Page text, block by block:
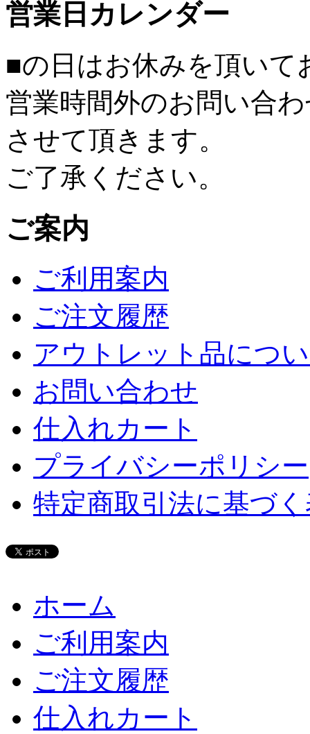
営業日カレンダー
■の日はお休みを頂いて
営業時間外のお問い合
させて頂きます。
ご了承ください。
ご案内
ご利用案内
ご注文履歴
アウトレット品につ
お問い合わせ
仕入れカート
プライバシーポリシー
特定商取引法に基づ
ホーム
ご利用案内
ご注文履歴
仕入れカート